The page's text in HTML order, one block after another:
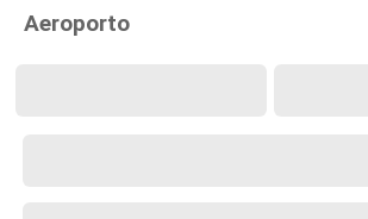
Aeroporto